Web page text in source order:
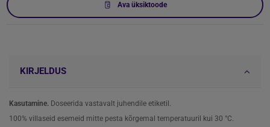
Ava üksiktoode
KIRJELDUS
Kasutamine. Doseerida vastavalt juhendile etiketil.
100% villaseid esemeid mitte pesta kõrgemal temperatuuril kui 30 °C.